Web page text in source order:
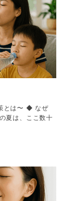
とは〜 ◆ なぜ
夏は、ここ数十